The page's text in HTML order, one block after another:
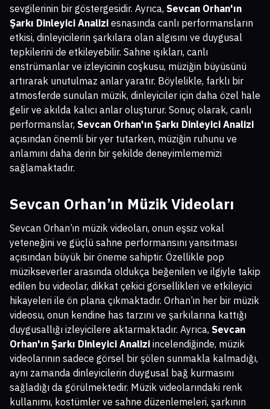
sevgilerinin bir göstergesidir. Ayrıca, Sevcan Orhan'ın
Şarkı Dinleyici Analizi esnasında canlı performansların
etkisi, dinleyicilerin şarkılara olan algısını ve duygusal
tepkilerini de etkileyebilir. Sahne ışıkları, canlı
enstrümanlar ve izleyicinin coşkusu, müziğin büyüsünü
artırarak unutulmaz anlar yaratır. Böylelikle, farklı bir
atmosferde sunulan müzik, dinleyiciler için daha özel hale
gelir ve akılda kalıcı anlar oluşturur. Sonuç olarak, canlı
performanslar, Sevcan Orhan'ın Şarkı Dinleyici Analizi
açısından önemli bir yer tutarken, müziğin ruhunu ve
anlamını daha derin bir şekilde deneyimlememizi
sağlamaktadır.
Sevcan Orhan’ın Müzik Videoları
Sevcan Orhan’ın müzik videoları, onun eşsiz vokal
yeteneğini ve güçlü sahne performansını yansıtması
açısından büyük bir öneme sahiptir. Özellikle pop
müzikseverler arasında oldukça beğenilen ve ilgiyle takip
edilen bu videolar, dikkat çekici görsellikleri ve etkileyici
hikayeleri ile ön plana çıkmaktadır. Orhan’ın her bir müzik
videosu, onun kendine has tarzını ve şarkılarına kattığı
duygusallığı izleyicilere aktarmaktadır. Ayrıca, Sevcan
Orhan'ın Şarkı Dinleyici Analizi incelendiğinde, müzik
videolarının sadece görsel bir şölen sunmakla kalmadığı,
aynı zamanda dinleyicilerin duygusal bağ kurmasını
sağladığı da görülmektedir. Müzik videolarındaki renk
kullanımı, kostümler ve sahne düzenlemeleri, şarkının